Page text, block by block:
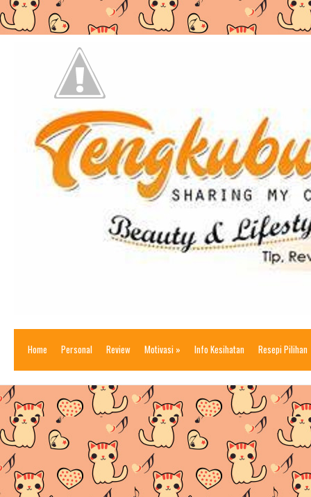
Home Personal Review Motivasi » Info Kesihatan Resepi Pilihan